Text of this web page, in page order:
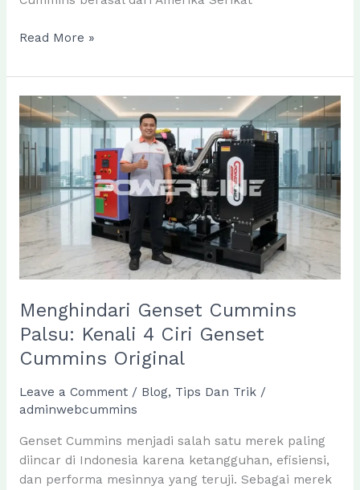
4
Genset
Terbaik
yang
Direkomendasikan
Sebelum
Membeli
Read More »
Menghindari Genset Cummins
Palsu: Kenali 4 Ciri Genset
Cummins Original
Leave a Comment / Blog, Tips Dan Trik/
adminwebcummins
Genset Cummins menjadi salah satu merek paling
diincar di Indonesia karena ketangguhan, efisiensi,
dan performa mesinnya yang teruji. Sebagai merek